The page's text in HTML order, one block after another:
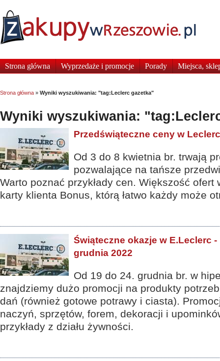
Strona główna Wyprzedaże i promocje Porady Miejsca,
Strona główna » Wyniki wyszukiwania: "tag:Leclerc gazetka"
Wyniki wyszukiwania:
Przedświąteczne ceny w
Od 3 do 8 kwietnia br. trwają
pozwalające na tańsze
Warto poznać przykłady cen. Większość ofert
karty klienta Bonus, którą łatwo każdy może
Świąteczne okazje w E.Leclerc
grudnia 2022
Od 19 do 24. grudnia br. w
znajdziemy dużo promocji na produkty
dań (również gotowe potrawy i ciasta).
naczyń, sprzętów, forem, dekoracji i
przykłady z działu żywności.